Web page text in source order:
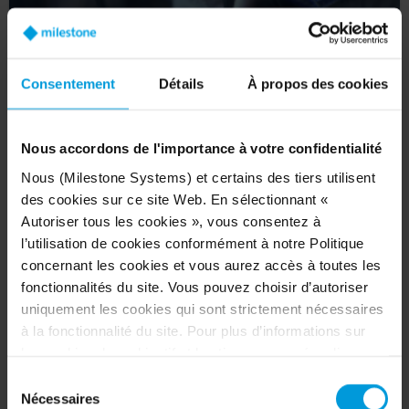
Consentement Détails À propos des cookies
Nous accordons de l'importance à votre confidentialité
Nous (Milestone Systems) et certains des tiers utilisent
des cookies sur ce site Web. En sélectionnant «
Autoriser tous les cookies », vous consentez à
l’utilisation de cookies conformément à notre Politique
concernant les cookies et vous aurez accès à toutes les
fonctionnalités du site. Vous pouvez choisir d’autoriser
uniquement les cookies qui sont strictement nécessaires
à la fonctionnalité du site. Pour plus d’informations sur
Concernant les cookies, votre consentement s’applique
Nécessaires
Cybersecurity guides and manuals
Get the most out of your XProtect system with these cybersecurity
assets and secure your solution against cyberattacks.